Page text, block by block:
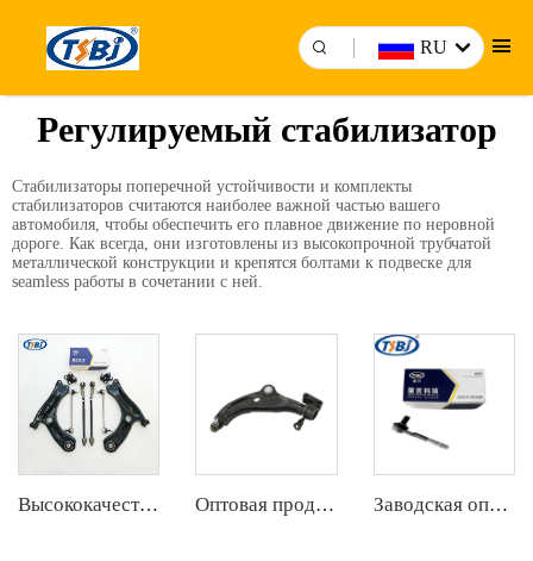
RU
Регулируемый стабилизатор
Стабилизаторы поперечной устойчивости и комплекты
стабилизаторов считаются наиболее важной частью вашего
автомобиля, чтобы обеспечить его плавное движение по неровной
дороге. Как всегда, они изготовлены из высокопрочной трубчатой
металлической конструкции и крепятся болтами к подвеске для
seamless работы в сочетании с ней.
Высококачественный набор автозапчастей с завода, аналогичный комплект шарниров рулевых тяг, шаровых опор и рычагов управления для VW Santana OE 6RD407152A Оптовая продажа высококачественных рычагов управления от производителя для BMW MINI R55/R56/R57 OE 31126772301 31124048627 4048627 Заводская оптовая продажа полного комплекта деталей шасси автомобиля, таких как конец рулевой тяги для VW(SVW) Passat B5 ОЕ:4F0419811C